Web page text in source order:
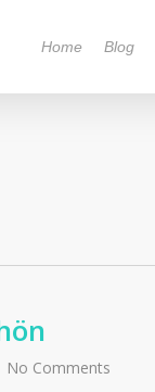
Home Blog
No Comments